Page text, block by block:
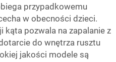
przypadkowemu
w obecności dzieci.
pozwala na zapalanie z
do wnętrza rusztu
jakości modele są